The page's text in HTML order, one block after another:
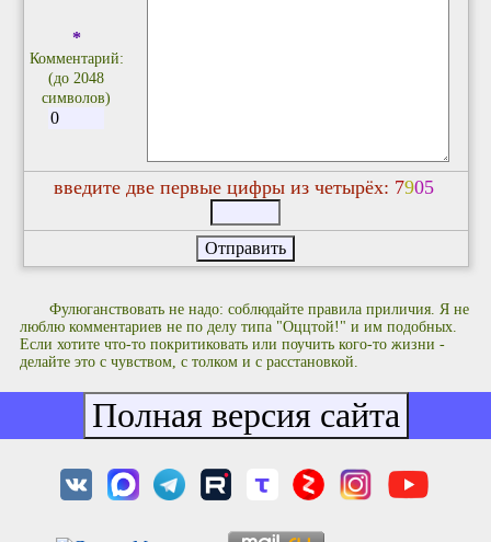
*
Комментарий:
(до 2048
символов)
введите две первые цифры из четырёх: 7905
Фулюганствовать не надо: соблюдайте правила приличия. Я не
люблю комментариев не по делу типа "Оццтой!" и им подобных.
Если хотите что-то покритиковать или поучить кого-то жизни -
делайте это с чувством, с толком и с расстановкой.